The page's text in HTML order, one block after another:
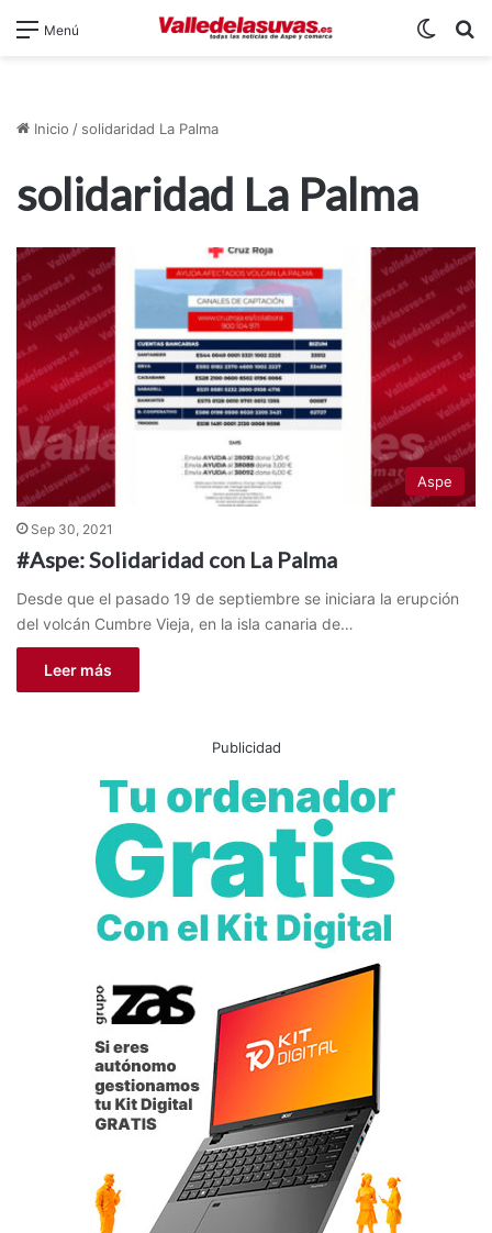
Menú
Inicio / solidaridad La Palma
solidaridad La Palma
Aspe
Sep 30, 2021
#Aspe: Solidaridad con La Palma
Desde que el pasado 19 de septiembre se iniciara la erupción
del volcán Cumbre Vieja, en la isla canaria de…
Leer más
Publicidad